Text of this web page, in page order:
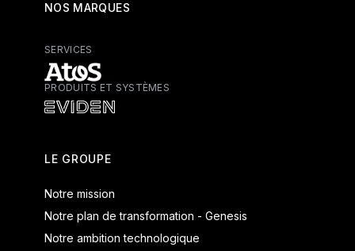
NOS MARQUES
SERVICES
Atos - Services
PRODUITS ET SYSTÈMES
LE GROUPE
Notre mission
Notre plan de transformation - Genesis
Notre ambition technologique